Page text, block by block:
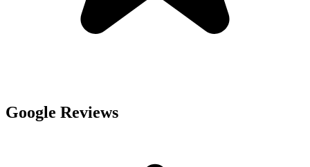
Google Reviews